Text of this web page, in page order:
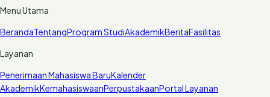
Menu Utama
BerandaTentangProgram StudiAkademikBeritaFasilitas
Layanan
Penerimaan Mahasiswa BaruKalender
AkademikKemahasiswaanPerpustakaanPortal Layanan